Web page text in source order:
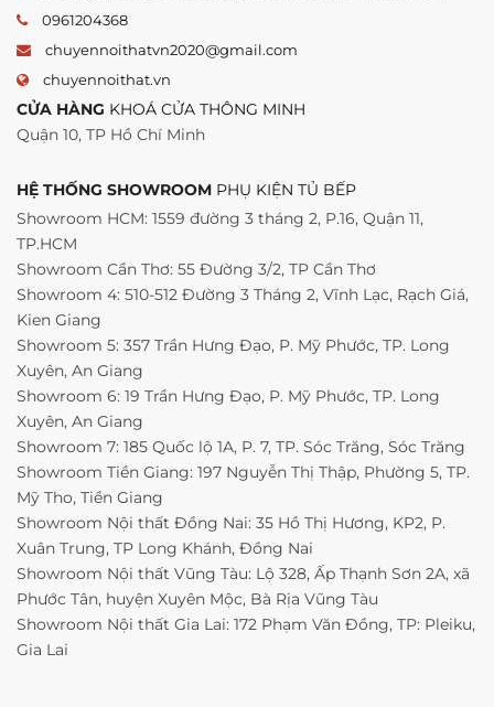
0961204368
chuyennoithatvn2020@gmail.com
chuyennoithat.vn
CỬA HÀNG KHOÁ CỬA THÔNG MINH
Quận 10, TP Hồ Chí Minh
HỆ THỐNG SHOWROOM PHỤ KIỆN TỦ BẾP
Showroom HCM: 1559 đường 3 tháng 2, P.16, Quận 11,
TP.HCM
Showroom Cần Thơ: 55 Đường 3/2, TP Cần Thơ
Showroom 4: 510-512 Đường 3 Tháng 2, Vĩnh Lạc, Rạch Giá,
Kien Giang
Showroom 5: 357 Trần Hưng Đạo, P. Mỹ Phước, TP. Long
Xuyên, An Giang
Showroom 6: 19 Trần Hưng Đạo, P. Mỹ Phước, TP. Long
Xuyên, An Giang
Showroom 7: 185 Quốc lộ 1A, P. 7, TP. Sóc Trăng, Sóc Trăng
Showroom Tiền Giang: 197 Nguyễn Thị Thập, Phường 5, TP.
Mỹ Tho, Tiền Giang
Showroom Nội thất Đồng Nai: 35 Hồ Thị Hương, KP2, P.
Xuân Trung, TP Long Khánh, Đồng Nai
Showroom Nội thất Vũng Tàu: Lộ 328, Ấp Thạnh Sơn 2A, xã
Phước Tân, huyện Xuyên Mộc, Bà Rịa Vũng Tàu
Showroom Nội thất Gia Lai: 172 Phạm Văn Đồng, TP: Pleiku,
Gia Lai